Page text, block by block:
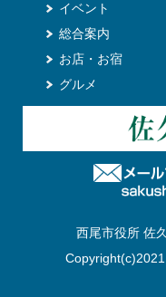
イベント
総合案内
お店・お宿
グルメ
西尾市役所 佐